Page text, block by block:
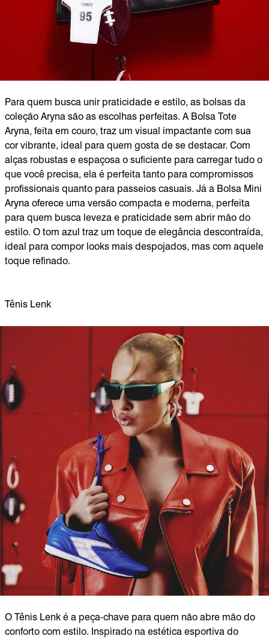
Para quem busca unir praticidade e estilo, as bolsas da
coleção Aryna são as escolhas perfeitas. A Bolsa Tote
Aryna, feita em couro, traz um visual impactante com sua
cor vibrante, ideal para quem gosta de se destacar. Com
alças robustas e espaçosa o suficiente para carregar tudo o
que você precisa, ela é perfeita tanto para compromissos
profissionais quanto para passeios casuais. Já a Bolsa Mini
Aryna oferece uma versão compacta e moderna, perfeita
para quem busca leveza e praticidade sem abrir mão do
estilo. O tom azul traz um toque de elegância descontraída,
ideal para compor looks mais despojados, mas com aquele
toque refinado.
Tênis Lenk
O Tênis Lenk é a peça-chave para quem não abre mão do
conforto com estilo. Inspirado na estética esportiva do